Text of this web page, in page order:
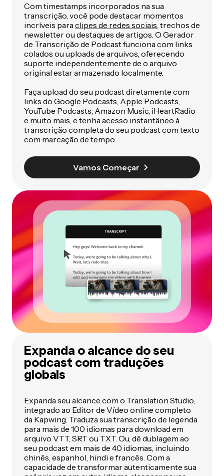
Com timestamps incorporados na sua
transcrição, você pode destacar momentos
incríveis para clipes de redes sociais , trechos de
newsletter ou destaques de artigos. O Gerador
de Transcrição de Podcast funciona com links
colados ou uploads de arquivos, oferecendo
suporte independentemente de o arquivo
original estar armazenado localmente.
Faça upload do seu podcast diretamente com
links do Google Podcasts, Apple Podcasts,
YouTube Podcasts, Amazon Music, iHeartRadio
e muito mais, e tenha acesso instantâneo à
transcrição completa do seu podcast com texto
com marcação de tempo.
Vamos Começar
Expanda o alcance do seu
podcast com traduções
globais
Expanda seu alcance com o Translation Studio,
integrado ao Editor de Vídeo online completo
da Kapwing. Traduza sua transcrição de legenda
para mais de 100 idiomas para download em
arquivo VTT, SRT ou TXT. Ou, dê dublagem ao
seu podcast em mais de 40 idiomas, incluindo
chinês, espanhol, hindi e francês. Com a
capacidade de transformar autenticamente sua